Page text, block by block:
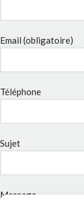
Email (obligatoire)
Téléphone
Sujet
Message